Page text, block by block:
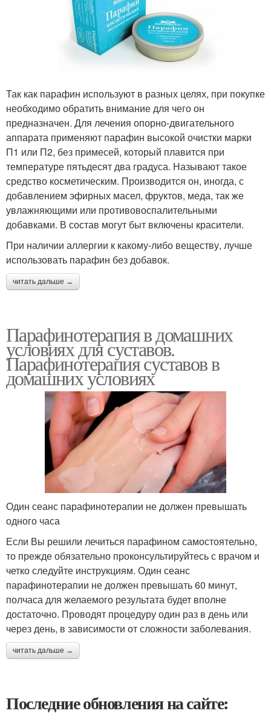
Так как парафин используют в разных целях, при покупке
необходимо обратить внимание для чего он
предназначен. Для лечения опорно-двигательного
аппарата применяют парафин высокой очистки марки
П1 или П2, без примесей, который плавится при
температуре пятьдесят два градуса. Называют такое
средство косметическим. Производится он, иногда, с
добавлением эфирных масел, фруктов, меда, так же
увлажняющими или противовоспалительными
добавками. В состав могут быт включены красители.
При наличии аллергии к какому-либо веществу, лучше
использовать парафин без добавок.
читать дальше →
Парафинотерапия в домашних
условиях для суставов.
Парафинотерапия суставов в
домашних условиях
Один сеанс парафинотерапии не должен превышать
одного часа
Если Вы решили лечиться парафином самостоятельно,
то прежде обязательно проконсультируйтесь с врачом и
четко следуйте инструкциям. Один сеанс
парафинотерапии не должен превышать 60 минут,
полчаса для желаемого результата будет вполне
достаточно. Проводят процедуру один раз в день или
через день, в зависимости от сложности заболевания.
читать дальше →
Последние обновления на сайте: